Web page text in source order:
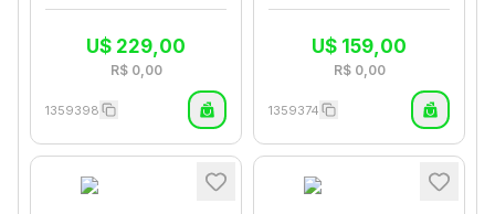
U$ 229,00
R$ 0,00
1359398
U$ 159,00
R$ 0,00
1359374